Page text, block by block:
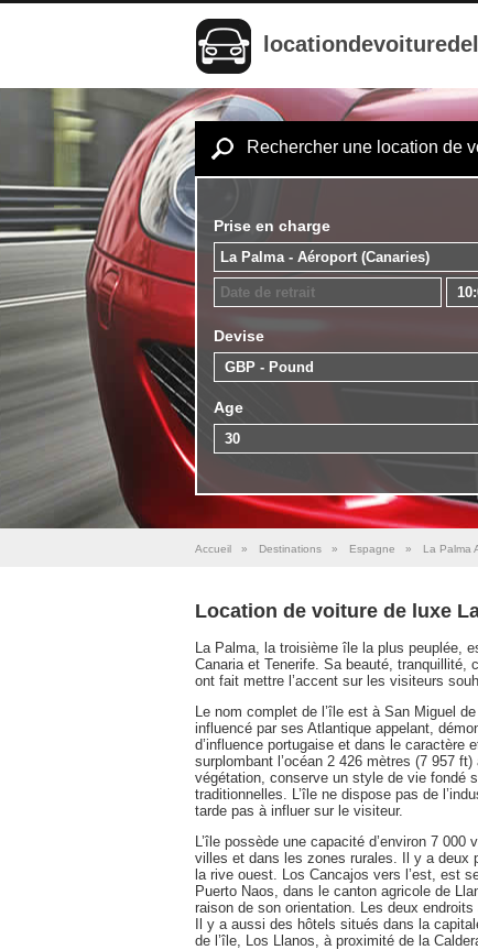
Rechercher une location de
Prise en charge
Devise
Age
Accueil » Destinations » Espagne » La Palma
Location de voiture de luxe
La Palma, la troisième île la plus peuplée,
Canaria et Tenerife. Sa beauté, tranquillité,
ont fait mettre l’accent sur les visiteurs
Le nom complet de l’île est à San Miguel
influencé par ses Atlantique appelant,
d’influence portugaise et dans le caractère
surplombant l’océan 2 426 mètres (7 957
végétation, conserve un style de vie fondé
traditionnelles. L’île ne dispose pas de
tarde pas à influer sur le visiteur.
L’île possède une capacité d’environ 7
villes et dans les zones rurales. Il y a deux
la rive ouest. Los Cancajos vers l’est, est
Puerto Naos, dans le canton agricole de
raison de son orientation. Les deux
Il y a aussi des hôtels situés dans la
de l’île, Los Llanos, à proximité de la